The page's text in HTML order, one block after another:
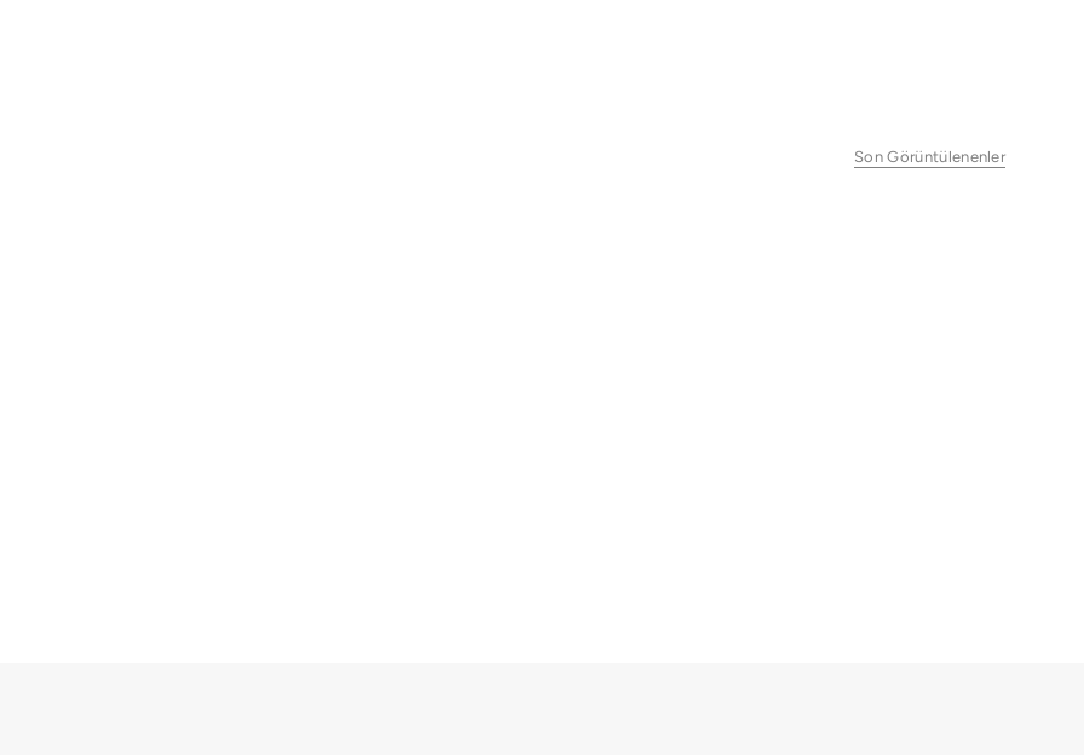
Son Görüntülenenler